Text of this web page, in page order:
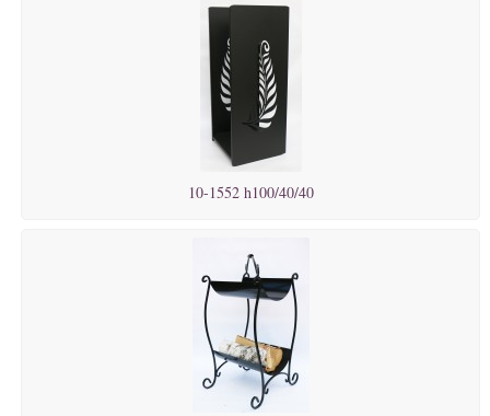
10-1552 h100/40/40